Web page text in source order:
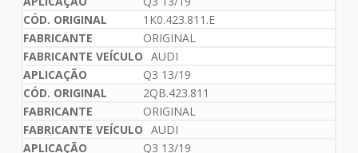
1K0.423.811.E
ORIGINAL
AUDI
Q3 13/19
2QB.423.811
ORIGINAL
AUDI
Q3 13/19